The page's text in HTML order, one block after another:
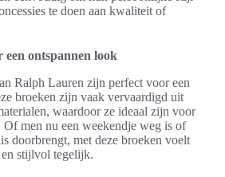
te doen aan kwaliteit of
een ontspannen look
Ralph Lauren zijn perfect voor een
broeken zijn vaak vervaardigd uit
waardoor ze ideaal zijn voor
men nu een weekendje weg is of
doorbrengt, met deze broeken voelt
stijlvol tegelijk.